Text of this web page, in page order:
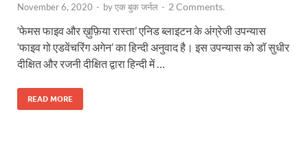
November 6, 2020 - byएक बुक जर्नल - 2 Comments.
‘फेमस फाइव और ख़ुफ़िया रास्ता’ एनिड ब्लाइटन के अंग्रेजी उपन्यास
‘फाइव गो एडवेंचरिंग अगेन’ का हिन्दी अनुवाद है। इस उपन्यास को डॉ सुधीर
दीक्षित और रजनी दीक्षित द्वारा हिन्दी में …
READ MORE